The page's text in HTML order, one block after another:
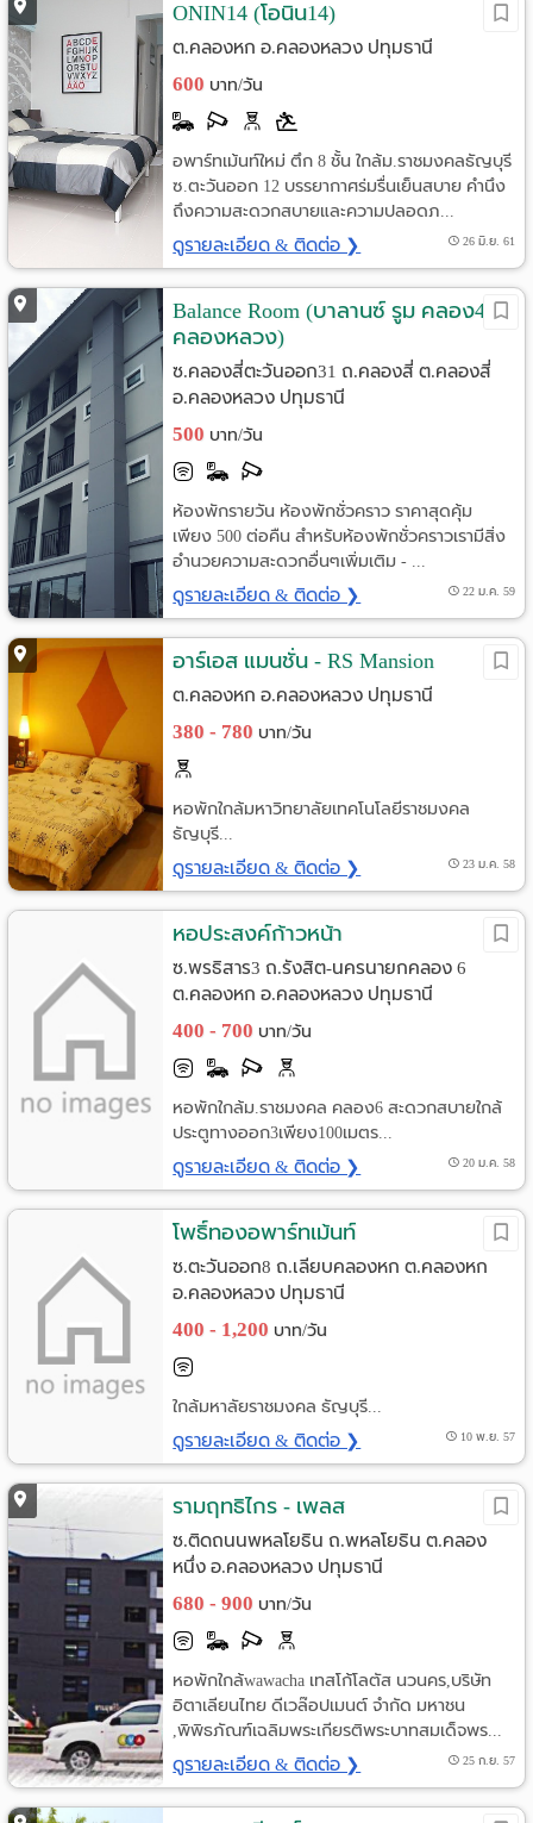
ONIN14 (โอนิน14)
ต.คลองหก อ.คลองหลวง ปทุมธานี
600 บาท/วัน
อพาร์ทเม้นท์ใหม่ ตึก 8 ชั้น ใกล้ม.ราชมงคลธัญบุรี
ซ.ตะวันออก 12 บรรยากาศร่มรื่นเย็นสบาย คำนึง
ถึงความสะดวกสบายและความปลอดภ...
ดูรายละเอียด & ติดต่อ ❯ 26 มิ.ย. 61
Balance Room (บาลานซ์ รูม คลอง4
คลองหลวง)
ซ.คลองสี่ตะวันออก31 ถ.คลองสี่ ต.คลองสี่
อ.คลองหลวง ปทุมธานี
500 บาท/วัน
ห้องพักรายวัน ห้องพักชั่วคราว ราคาสุดคุ้ม
เพียง 500 ต่อคืน สำหรับห้องพักชั่วคราวเรามีสิ่ง
อำนวยความสะดวกอื่นๆเพิ่มเติม - ...
ดูรายละเอียด & ติดต่อ ❯ 22 ม.ค. 59
อาร์เอส แมนชั่น - RS Mansion
ต.คลองหก อ.คลองหลวง ปทุมธานี
380 - 780 บาท/วัน
หอพักใกล้มหาวิทยาลัยเทคโนโลยีราชมงคล
ธัญบุรี...
ดูรายละเอียด & ติดต่อ ❯ 23 ม.ค. 58
หอประสงค์ก้าวหน้า
ซ.พรธิสาร3 ถ.รังสิต-นครนายกคลอง 6
ต.คลองหก อ.คลองหลวง ปทุมธานี
400 - 700 บาท/วัน
หอพักใกล้ม.ราชมงคล คลอง6 สะดวกสบายใกล้
ประตูทางออก3เพียง100เมตร...
ดูรายละเอียด & ติดต่อ ❯ 20 ม.ค. 58
โพธิ์ทองอพาร์ทเม้นท์
ซ.ตะวันออก8 ถ.เลียบคลองหก ต.คลองหก
อ.คลองหลวง ปทุมธานี
400 - 1,200 บาท/วัน
ใกล้มหาลัยราชมงคล ธัญบุรี...
ดูรายละเอียด & ติดต่อ ❯ 10 พ.ย. 57
รามฤทธิไกร - เพลส
ซ.ติดถนนพหลโยธิน ถ.พหลโยธิน ต.คลอง
หนึ่ง อ.คลองหลวง ปทุมธานี
680 - 900 บาท/วัน
หอพักใกล้wawacha เทสโก้โลตัส นวนคร,บริษัท
อิตาเลียนไทย ดีเวล๊อปเมนต์ จำกัด มหาชน
,พิพิธภัณฑ์เฉลิมพระเกียรติพระบาทสมเด็จพร...
ดูรายละเอียด & ติดต่อ ❯ 25 ก.ย. 57